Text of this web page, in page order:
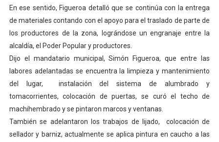
En ese sentido, Figueroa detalló que se continúa con la entrega
de materiales contando con el apoyo para el traslado de parte de
los productores de la zona, lográndose un engranaje entre la
alcaldía, el Poder Popular y productores.
Dijo el mandatario municipal, Simón Figueroa, que entre las
labores adelantadas se encuentra la limpieza y mantenimiento
del lugar, instalación del sistema de alumbrado y
tomacorrientes, colocación de puertas, se curó el techo de
machihembrado y se pintaron marcos y ventanas.
También se adelantaron los trabajos de lijado, colocación de
sellador y barniz, actualmente se aplica pintura en caucho a las